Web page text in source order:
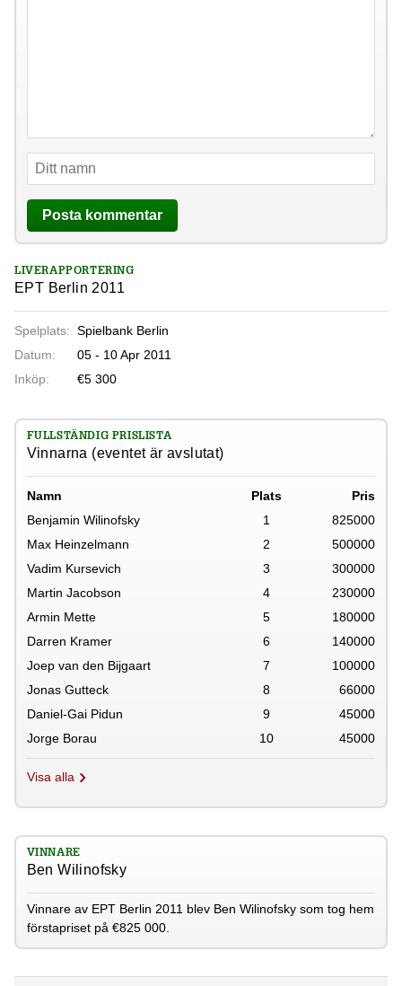
LIVERAPPORTERING
EPT Berlin 2011
Spelplats: Spielbank Berlin
Datum:
05 - 10 Apr 2011
Inköp:
€5 300
FULLSTÄNDIG PRISLISTA
Vinnarna (eventet är avslutat)
Namn Plats
Pris
Benjamin Wilinofsky
1
825000
Max Heinzelmann
2
500000
Vadim Kursevich
3
300000
Martin Jacobson
4
230000
Armin Mette
5
180000
Darren Kramer
6
140000
Joep van den Bijgaart
7
100000
Jonas Gutteck
8
66000
Daniel-Gai Pidun
9
45000
Jorge Borau
10 45000
Visa alla
VINNARE
Ben Wilinofsky
Vinnare av EPT Berlin 2011 blev Ben Wilinofsky som tog hem
förstapriset på €825 000.